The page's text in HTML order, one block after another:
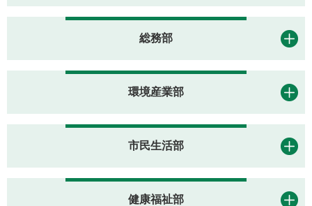
総務部
環境産業部
市民生活部
健康福祉部